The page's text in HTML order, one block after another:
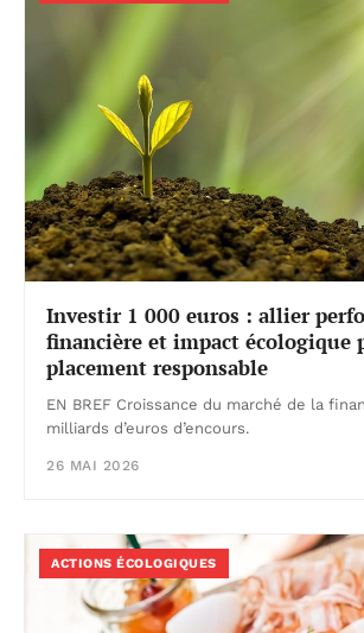
Investir 1 000 euros : allier
financière et impact écologique
placement responsable
EN BREF Croissance du marché de la
milliards d’euros d’encours.
26 MAI 2026
ACTIONS ÉCOLOGIQUES